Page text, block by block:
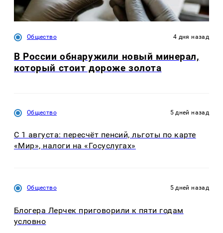
Общество 4 дня назад
В России обнаружили новый минерал,
который стоит дороже золота
Общество 5 дней назад
С 1 августа: пересчёт пенсий, льготы по карте
«Мир», налоги на «Госуслугах»
Общество 5 дней назад
Блогера Лерчек приговорили к пяти годам
условно